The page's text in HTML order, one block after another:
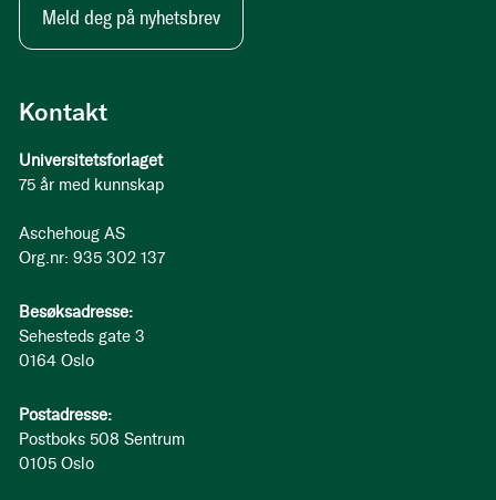
Kontakt
Universitetsforlaget
75 år med kunnskap
Aschehoug AS
Org.nr: 935 302 137
Besøksadresse:
Sehesteds gate 3
0164 Oslo
Postadresse:
Postboks 508 Sentrum
0105 Oslo
Meld deg på nyhetsbrev